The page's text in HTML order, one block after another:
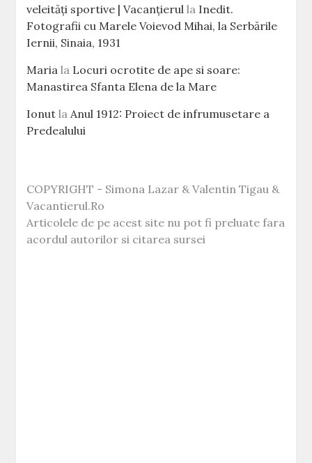
veleităţi sportive | Vacanțierul la Inedit.
Fotografii cu Marele Voievod Mihai, la Serbările
Iernii, Sinaia, 1931
Maria la Locuri ocrotite de ape si soare:
Manastirea Sfanta Elena de la Mare
Ionut la Anul 1912: Proiect de infrumusetare a
Predealului
COPYRIGHT - Simona Lazar & Valentin Tigau &
Vacantierul.Ro
Articolele de pe acest site nu pot fi preluate fara
acordul autorilor si citarea sursei